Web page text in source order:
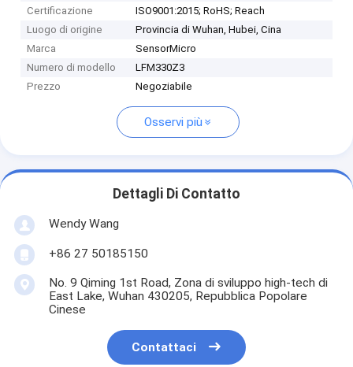
Certificazione
ISO9001:2015; RoHS; Reach
Luogo di origine
Provincia di Wuhan, Hubei, Cina
Marca
SensorMicro
Numero di modello
LFM330Z3
Prezzo
Negoziabile
Osservi più
Dettagli Di Contatto
Wendy Wang
+86 27 50185150
No. 9 Qiming 1st Road, Zona di sviluppo high-tech di
East Lake, Wuhan 430205, Repubblica Popolare
Cinese
Contattaci